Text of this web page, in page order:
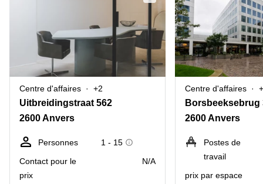
Centre d'affaires +2
Uitbreidingstraat 562
2600 Anvers
Personnes
1 - 15
Contact pour le
prix
N/A
Centre d'affaires
Borsbeeksebrug
2600 Anvers
Postes de
travail
prix par espace